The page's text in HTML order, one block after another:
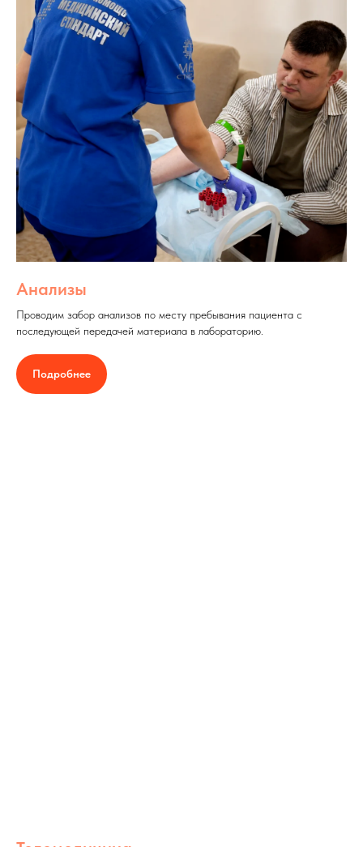
Анализы
Проводим забор анализов по месту пребывания пациента с
последующей передачей материала в лабораторию.
Подробнее